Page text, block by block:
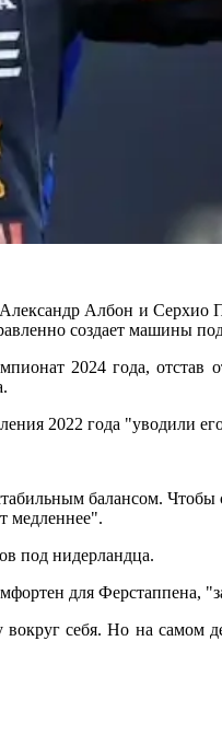
Албон и Серхио
создает машины
2024 года, отстав
2022 года "уводили
балансом.
медленнее".
под нидерландца.
для Ферстаппена,
себя. Но на самом